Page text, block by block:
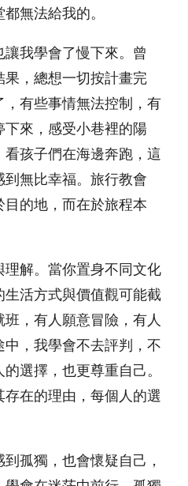
無法給我的。
我學會了慢下來。曾
，總想一切按計畫完
有些事情無法控制，有
來，感受小巷裡的陽
孩子們在海邊奔跑，這
無比幸福。旅行教會
的地，而在於旅程本
解。當你置身不同文化
活方式與價值觀可能截
，有人願意冒險，有人
，我學會不去評判，不
選擇，也更尊重自己。
在的理由，每個人的選
孤獨，也會懷疑自己，